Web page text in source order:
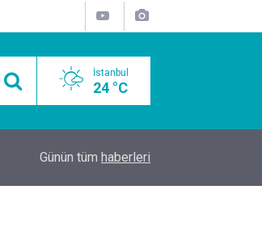
İstanbul
24 °C
Mobil Araçlarla Hayır Lokması Dağıtımının
Günün tüm haberleri